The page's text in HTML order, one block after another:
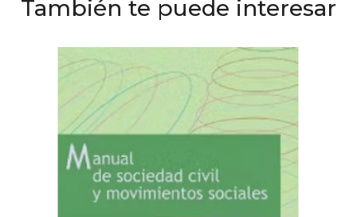
También te puede interesar